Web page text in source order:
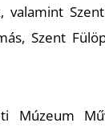
valamint
Szent
Múzeum